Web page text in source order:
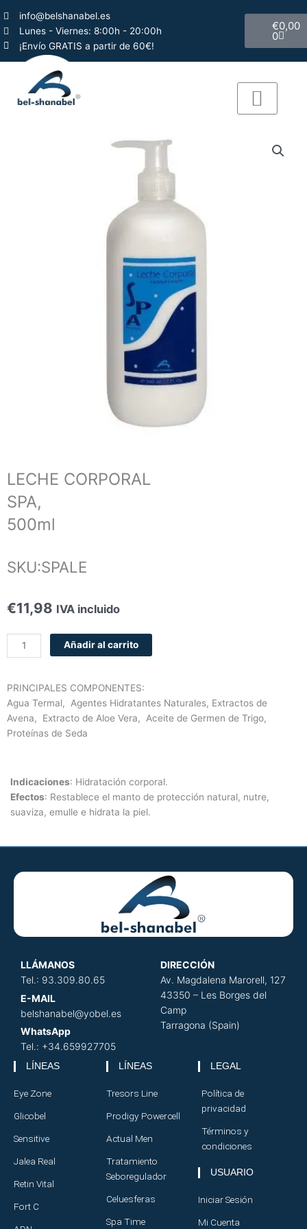
al
contenido
info@belshanabel.es
Lunes - Viernes: 8:00h - 20:00h
¡Envío GRATIS a partir de 60€!
€0,00
0
Carrito
LECHE CORPORAL
SPA,
500ml
SKU:SPALE
€11,98 IVA incluido
LECHE
CORPORAL
500ml
cantidad
Añadir al carrito
PRINCIPALES COMPONENTES:
Agua Termal, Agentes Hidratantes Naturales, Extractos de
Avena, Extracto de Aloe Vera, Aceite de Germen de Trigo,
Proteínas de Seda
Indicaciones: Hidratación corporal.
Efectos: Restablece el manto de protección natural, nutre,
suaviza, emulle e hidrata la piel.
LLÁMANOS
Tel.: 93.309.80.65
E-MAIL
belshanabel@yobel.es
WhatsApp
Tel.: +34.659927705
DIRECCIÓN
Av. Magdalena Marorell, 127
43350 – Les Borges del
Camp
Tarragona (Spain)
LÍNEAS
Eye Zone
Glicobel
Sensitive
Jalea Real
Retin Vital
Fort C
LÍNEAS
Tresors Line
Prodigy Powercell
Actual Men
Tratamiento
Seboregulador
Celuesferas
Spa Time
LEGAL
Política de
privacidad
Términos y
condiciones
USUARIO
Iniciar Sesión
Mi Cuenta